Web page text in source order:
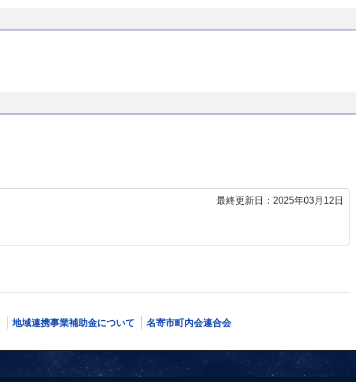
最終更新日：2025年03月12日
地域連携事業補助金について 名寄市町内会連合会